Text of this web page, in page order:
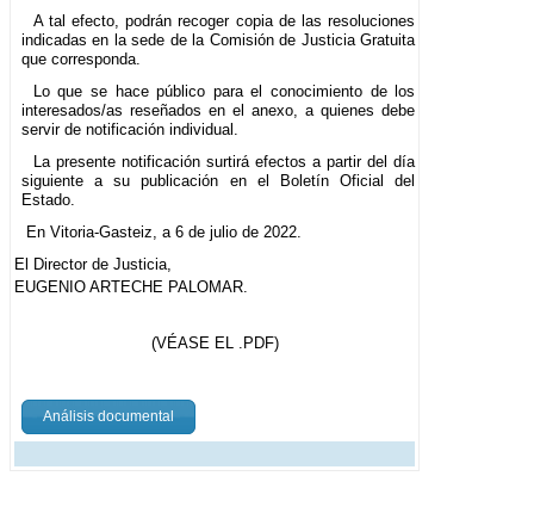
A tal efecto, podrán recoger copia de las resoluciones
indicadas en la sede de la Comisión de Justicia Gratuita
que corresponda.
Lo que se hace público para el conocimiento de los
interesados/as reseñados en el anexo, a quienes debe
servir de notificación individual.
La presente notificación surtirá efectos a partir del día
siguiente a su publicación en el Boletín Oficial del
Estado.
En Vitoria-Gasteiz, a 6 de julio de 2022.
El Director de Justicia,
EUGENIO ARTECHE PALOMAR.
(VÉASE EL .PDF)
Análisis documental